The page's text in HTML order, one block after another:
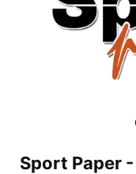
Sport Paper